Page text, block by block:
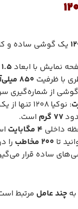
یک گوشی ساده و
نمایش با ابعاد 1.5 اینچ
با ظرفیت 850 میلی‌آمپر
از شماره‌گیری
: نوکیا 1208 تنها از یک سیمکارت پشتیبانی می‌کند.
77 گرم
است.
داخلی 4 مگابایت
تا 200 مخاطب
را
چند عامل مرتبط